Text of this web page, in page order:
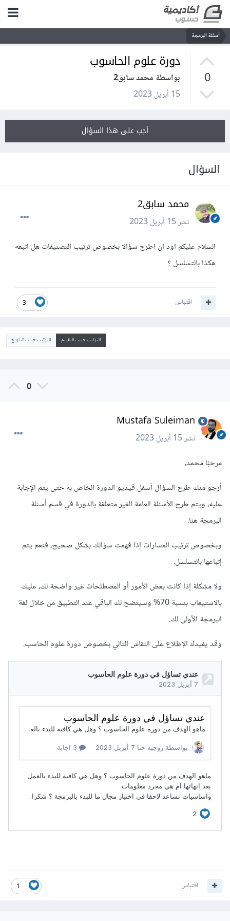
أسئلة البرمجة
0
دورة علوم الحاسوب
بواسطة محمد سابق2
15 أبريل 2023
أجب على هذا السؤال
السؤال
محمد سابق2
نشر15 أبريل 2023
السلام عليكم اود ان اطرح سؤالا بخصوص ترتيب التصنيفات هل اتبعه
هكذا بالتسلسل ؟
3 اقتباس
الترتيب حسب التقييم الترتيب حسب التاريخ
0
Mustafa Suleiman
نشر15 أبريل 2023
مرحبًا محمد،
أرجو منك طرح السؤال أسفل فيديو الدورة الخاص به حتى يتم الإجابة
عليه، ويتم طرح الأسئلة العامة الغير متعلقة بالدورة في قسم أسئلة
البرمجة هنا.
وبخصوص ترتيب المسارات إذا فهمت سؤالك بشكل صحيح، فنعم يتم
إتباعها بالتسلسل.
ولا مشكلة إذا كانت بعض الأمور أو المصطلحات غير واضحة لك، عليك
بالاستيعاب بنسبة 70% وسيتضح لك الباقي عند التطبيق من خلال لغة
البرمجة الأولى لك.
وقد يفيدك الإطلاع على النقاش التالي بخصوص دورة علوم الحاسب.
1 اقتباس